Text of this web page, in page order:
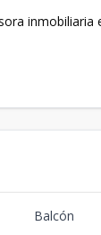
inmobiliaria
Balcón